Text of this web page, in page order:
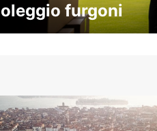
furgoni